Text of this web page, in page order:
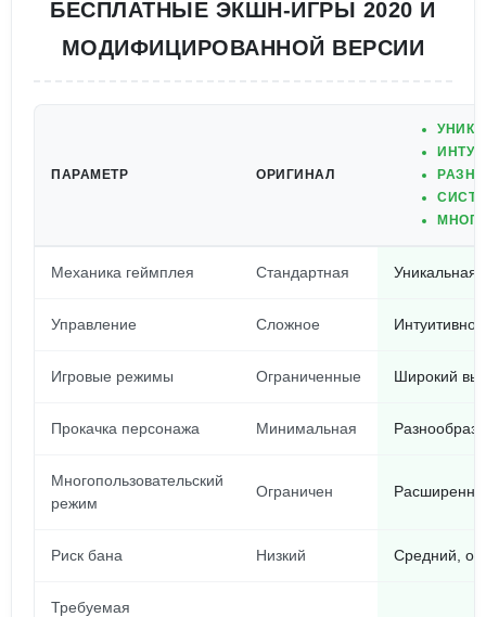
БЕСПЛАТНЫЕ ЭКШН-ИГРЫ 2020 И
МОДИФИЦИРОВАННОЙ ВЕРСИИ
ПАРАМЕТР ОРИГИНАЛ
Механика геймплея Стандартная
Управление Сложное Интуитивно
Игровые режимы Ограниченные Широкий
Прокачка персонажа Минимальная
Многопользовательский
режим
Ограничен
Риск бана Низкий Средний,
Требуемая